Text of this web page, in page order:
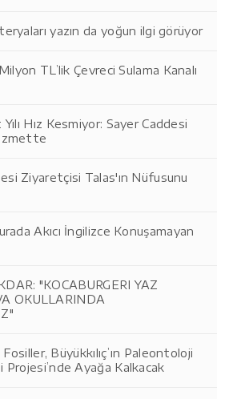
yazın da yoğun ilgi görüyor
TL’lik Çevreci Sulama Kanalı
Hız Kesmiyor: Sayer Caddesi
Ziyaretçisi Talas'ın Nüfusunu
Akıcı İngilizce Konuşamayan
"KOCABURGERI YAZ
OKULLARINDA
Fosiller, Büyükkılıç’ın Paleontoloji
Projesi’nde Ayağa Kalkacak